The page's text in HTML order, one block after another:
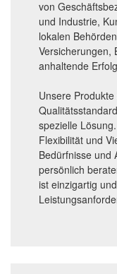
von
und Industrie,
lokalen
Versicherungen,
anhaltende
Unsere
spezielle
Flexibilität und
Bedürfnisse und
persönlich
ist einzigartig